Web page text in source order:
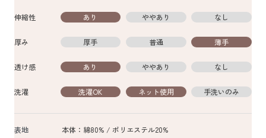
伸縮性 あり ややあり なし
厚み 厚手 普通 薄手
透け感 あり ややあり なし
洗濯 洗濯OK ネット使用 手洗いのみ
表地
本体：綿80% / ポリエステル20%